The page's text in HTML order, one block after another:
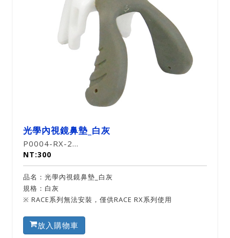
光學內視鏡鼻墊_白灰
P0004-RX-2...
NT:300
品名：光學內視鏡鼻墊_白灰
規格：白灰
※ RACE系列無法安裝，僅供RACE RX系列使用
放入購物車